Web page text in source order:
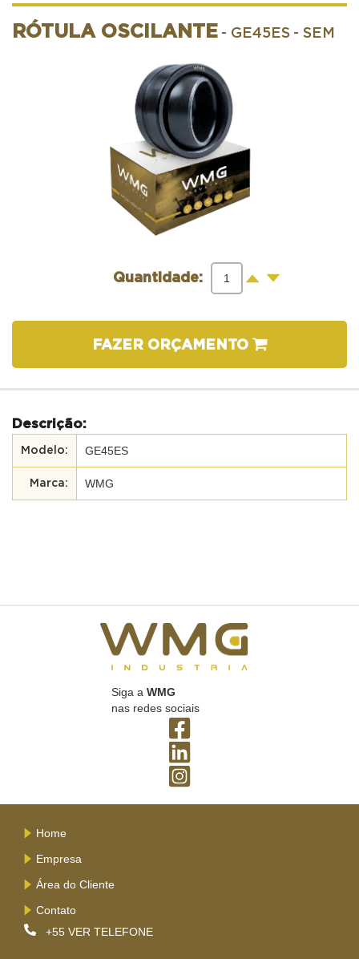
RÓTULA OSCILANTE - GE45ES - SEM
Quantidade: + -
FAZER ORÇAMENTO
Descrição:
GE45ES
WMG
Siga a WMG
nas redes sociais
Home
Empresa
Área do Cliente
Contato
+55 VER TELEFONE